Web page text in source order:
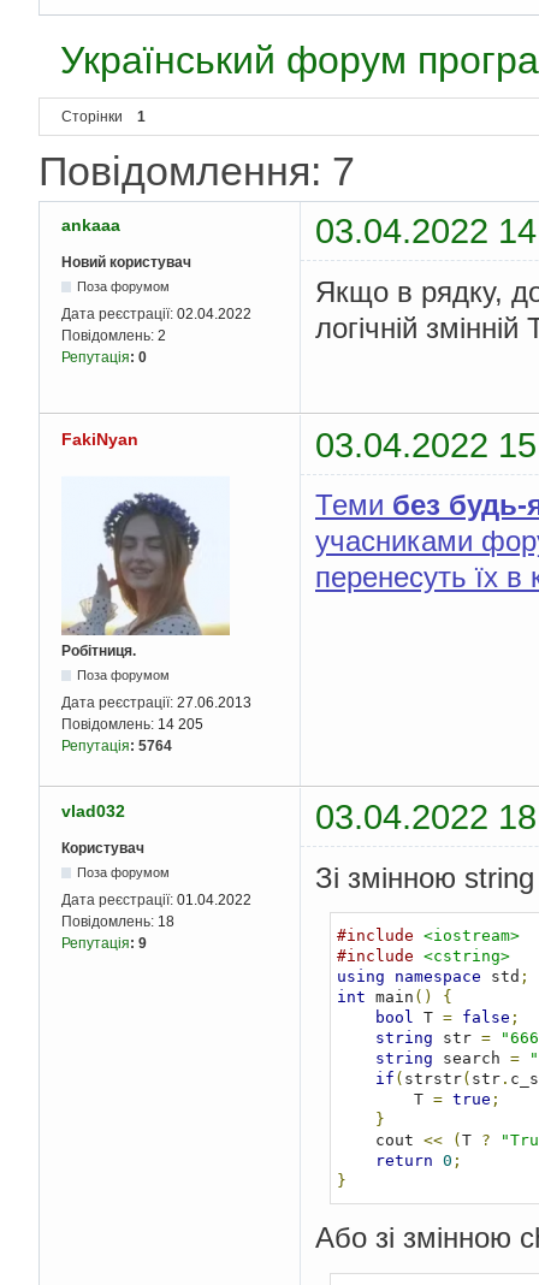
Український форум
Сторінки 1
Повідомлення: 7
ankaaa 03.04.2022
Новий користувач
Поза форумом
Дата реєстрації: 02.04.2022
Повідомлень: 2
Репутація: 0
Якщо в рядку,
логічній
FakiNyan 03.04.2022
Робітниця.
Поза форумом
Дата реєстрації: 27.06.2013
Повідомлень: 14 205
Репутація: 5764
Теми без
учасниками
перенесуть їх в
vlad032 03.04.2022
Користувач
Поза форумом
Дата реєстрації: 01.04.2022
Повідомлень: 18
Репутація: 9
Зі змінною string
#include <iostream>
#include <cstring>
using
namespace std ;
int main ()
{
bool T = false ;
string str =
string search =
if ( strstr( str.
        T
= true ;
}
    cout
<< ( T ?
return 0 ;
}
Або зі змінною